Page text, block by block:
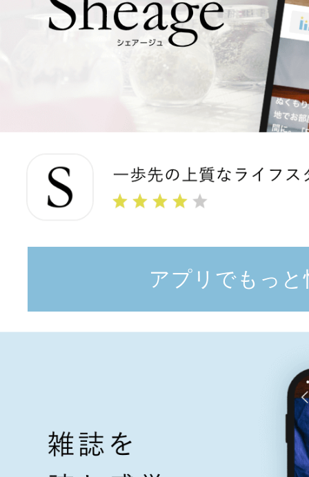
アプリでもっと